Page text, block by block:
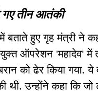
गए तीन आतंकी
बताते हुए गृह मंत्री ने
ऑपरेशन 'महादेव' में
को ढेर किया गया. ये
थी. उन्होंने कहा कि